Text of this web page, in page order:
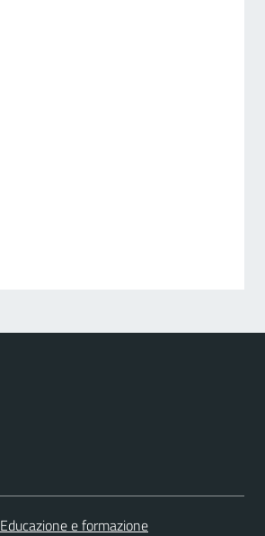
Educazione e formazione